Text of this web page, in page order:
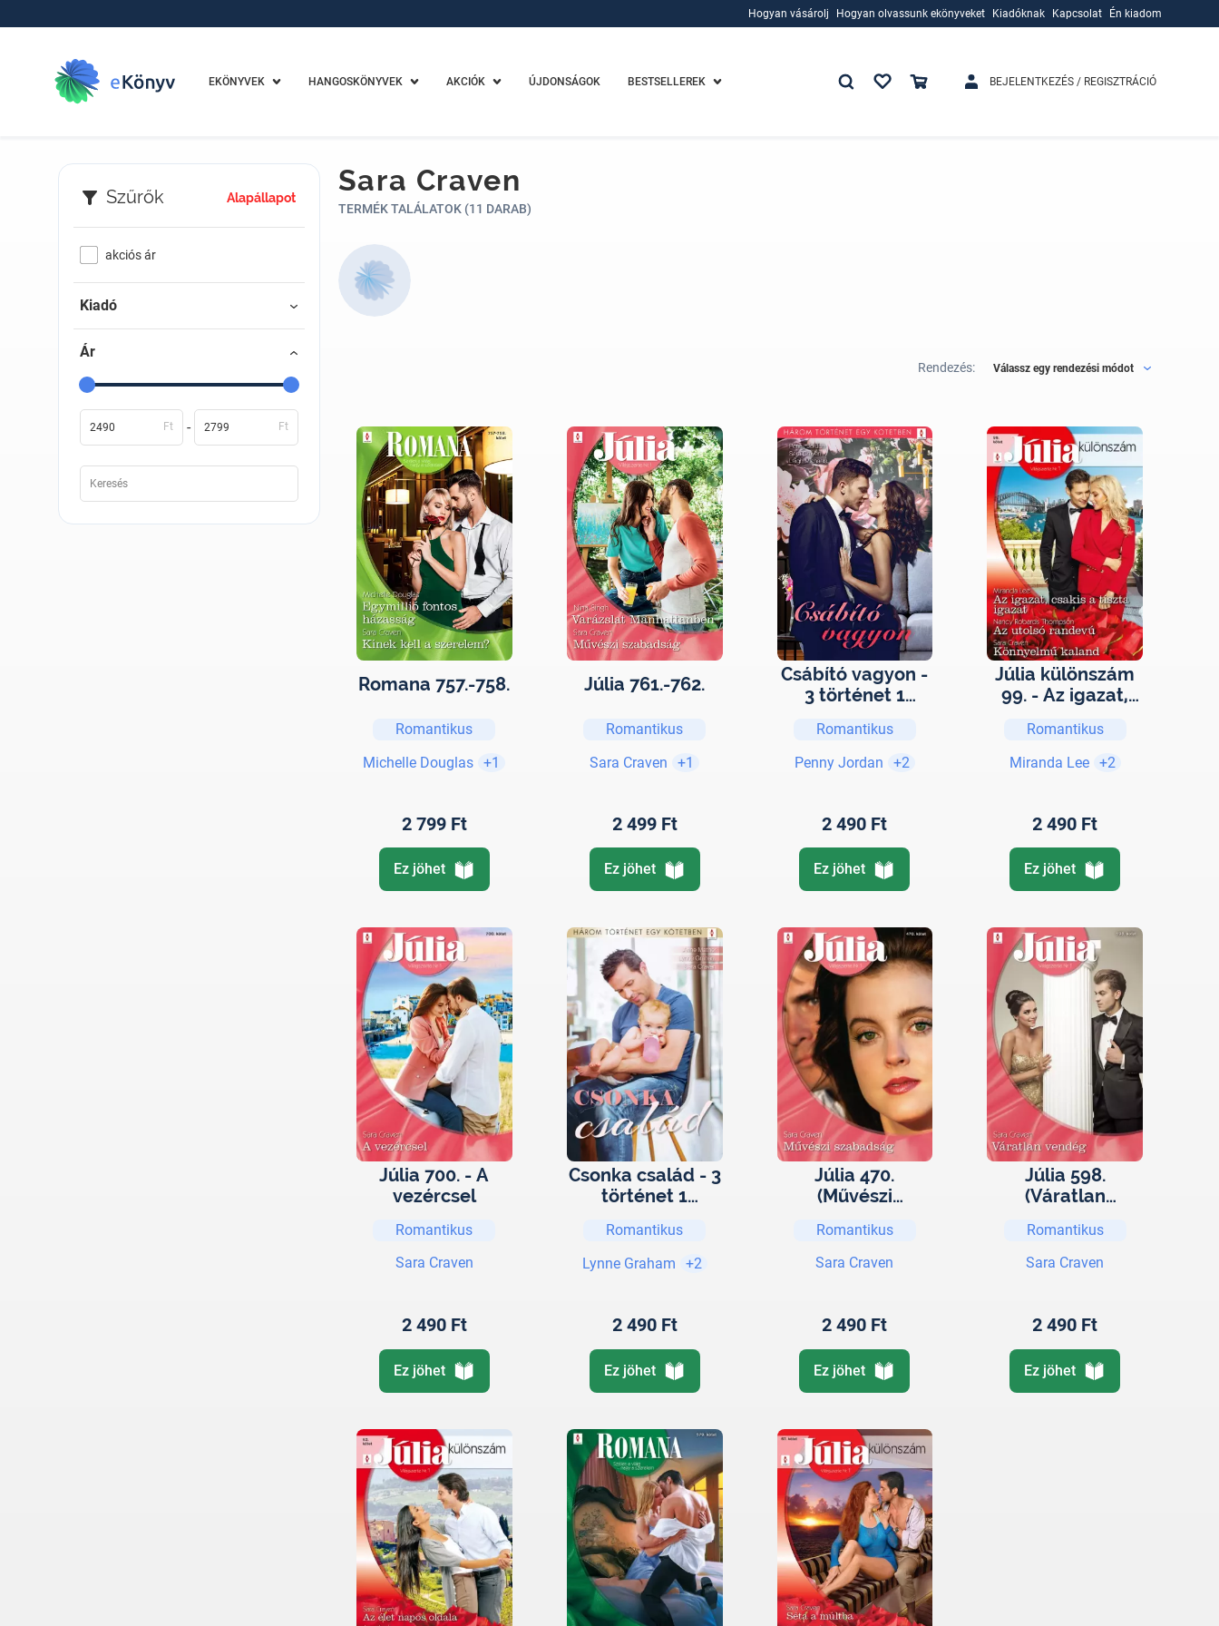
Hogyan vásárolj
Hogyan olvassunk ekönyveket
Kiadóknak
Kapcsolat Én kiadom
EKÖNYVEK HANGOSKÖNYVEK AKCIÓK ÚJDONSÁGOK BESTSELLEREK BEJELENTKEZÉS / REGISZTRÁCIÓ
Szűrők Alapállapot
akciós ár
Kiadó
Ár
Ft - Ft
Sara Craven
TERMÉK TALÁLATOK (11 DARAB)
Rendezés: Válassz egy rendezési módot
Romana 757.-758.
Romantikus
Michelle Douglas +1
2 799 Ft
Ez jöhet
Júlia 761.-762.
Romantikus
Sara Craven
+1
2 499 Ft
Ez jöhet
Csábító vagyon -
3 történet 1
hagyj árván!;
Bábjáték; Esküvő
Romantikus
Penny Jordan
+2
2 490 Ft
Ez jöhet
Júlia különszám
99. - Az igazat,
igazat; Az utolsó
randevú;
Romantikus
Miranda Lee +2
2 490 Ft
Ez jöhet
Júlia 700. - A
vezércsel
Romantikus
Sara Craven
2 490 Ft
Ez jöhet
Csonka család - 3
történet 1
Félelem nélkül
élni; Egy
nápolyi
Romantikus
Lynne Graham
+2
2 490 Ft
Ez jöhet
Júlia 470.
(Művészi
Romantikus
Sara Craven
2 490 Ft
Ez jöhet
Júlia 598.
(Váratlan
Romantikus
Sara Craven
2 490 Ft
Ez jöhet